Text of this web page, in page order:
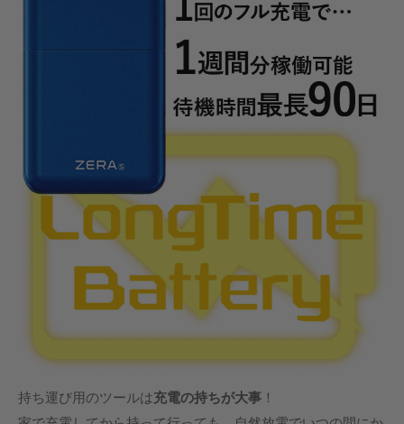
持ち運び用のツールは充電の持ちが大事 ！